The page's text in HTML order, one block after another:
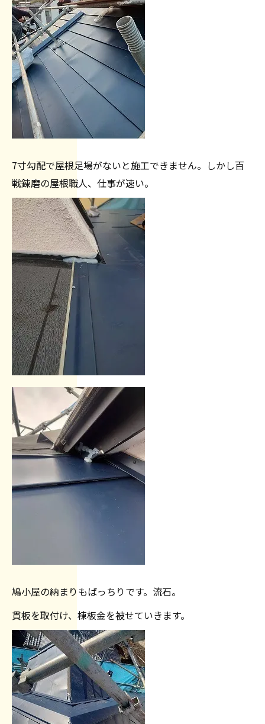
7寸勾配で屋根足場がないと施工できません。しかし百
戦錬磨の屋根職人、仕事が速い。
鳩小屋の納まりもばっちりです。流石。
貫板を取付け、棟板金を被せていきます。